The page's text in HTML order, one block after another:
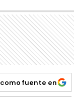
fuente en